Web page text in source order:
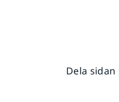
Dela sidan